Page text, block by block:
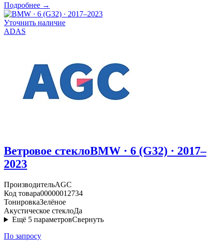
Подробнее →
Уточнить наличие
ADAS
Ветровое стеклоBMW · 6 (G32) · 2017–
2023
ПроизводительAGC
Код товара00000012734
ТонировкаЗелёное
Акустическое стеклоДа
Ещё 5 параметровСвернуть
По запросу